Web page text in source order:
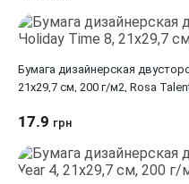
Бумага дизайнерская
21х29,7 см, 200 г/м2, Rosa
17.9 грн